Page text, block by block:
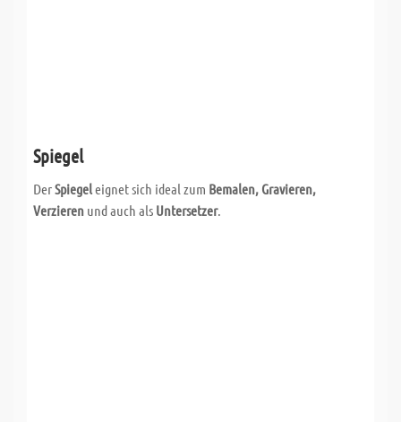
Spiegel
DerSpiegeleignet sich ideal zum Bemalen, Gravieren,
Verzieren und auch als Untersetzer.